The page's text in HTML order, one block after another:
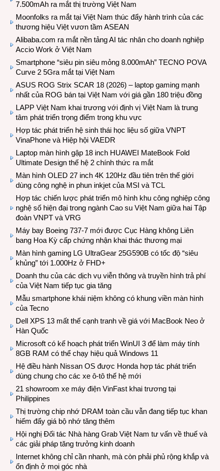
7.500mAh ra mắt thị trường Việt Nam
Moonfolks ra mắt tại Việt Nam thúc đẩy hành trình của các
thương hiệu Việt vươn tầm ASEAN
Alibaba.com ra mắt nền tảng AI tác nhân cho doanh nghiệp
Accio Work ở Việt Nam
Smartphone “siêu pin siêu mỏng 8.000mAh” TECNO POVA
Curve 2 5Gra mắt tại Việt Nam
ASUS ROG Strix SCAR 18 (2026) – laptop gaming mạnh
nhất của ROG bán tại Việt Nam với giá gần 180 triệu đồng
LAPP Việt Nam khai trương với định vị Việt Nam là trung
tâm phát triển trọng điểm trong khu vực
Hợp tác phát triển hệ sinh thái học liệu số giữa VNPT
VinaPhone và Hiệp hội VAEDR
Laptop màn hình gập 18 inch HUAWEI MateBook Fold
Ultimate Design thế hệ 2 chính thức ra mắt
Màn hình OLED 27 inch 4K 120Hz đầu tiên trên thế giới
dùng công nghệ in phun inkjet của MSI và TCL
Hợp tác chiến lược phát triển mô hình khu công nghiệp công
nghệ số hiện đại trong ngành Cao su Việt Nam giữa hai Tập
đoàn VNPT và VRG
Máy bay Boeing 737-7 mới được Cục Hàng không Liên
bang Hoa Kỳ cấp chứng nhận khai thác thương mại
Màn hình gaming LG UltraGear 25G590B có tốc độ “siêu
khủng” tới 1.000Hz ở FHD+
Doanh thu của các dịch vụ viễn thông và truyền hình trả phí
của Việt Nam tiếp tục gia tăng
Mẫu smartphone khái niệm không có khung viền màn hình
của Tecno
Dell XPS 13 mất thế cạnh tranh về giá với MacBook Neo ở
Hàn Quốc
Microsoft có kế hoạch phát triển WinUI 3 để làm máy tính
8GB RAM có thể chạy hiệu quả Windows 11
Hệ điều hành Nissan OS được Honda hợp tác phát triển
dùng chung cho các xe ô-tô thế hệ mới
21 showroom xe máy điện VinFast khai trương tại
Philippines
Thị trường chip nhớ DRAM toàn cầu vẫn đang tiếp tục khan
hiếm đẩy giá bộ nhớ tăng thêm
Hội nghị Đối tác Nhà hàng Grab Việt Nam tư vấn về thuế và
các giải pháp tăng trưởng kinh doanh
Internet không chỉ cần nhanh, mà còn phải phủ rộng khắp và
ổn định ở mọi góc nhà